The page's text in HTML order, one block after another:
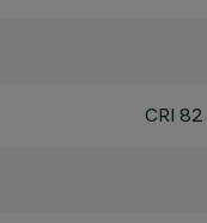
CRI 82